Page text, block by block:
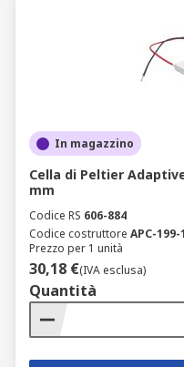
In magazzino
Cella di Peltier
mm
Codice RS 606-884
Codice costruttore APC-
Prezzo per 1 unità
30,18 €(IVA esclusa)
Quantità